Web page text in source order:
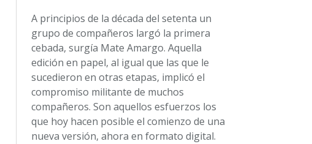
A principios de la década del setenta un
grupo de compañeros largó la primera
cebada, surgía Mate Amargo. Aquella
edición en papel, al igual que las que le
sucedieron en otras etapas, implicó el
compromiso militante de muchos
compañeros. Son aquellos esfuerzos los
que hoy hacen posible el comienzo de una
nueva versión, ahora en formato digital.